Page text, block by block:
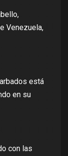
Venezuela,
está
en su
con las